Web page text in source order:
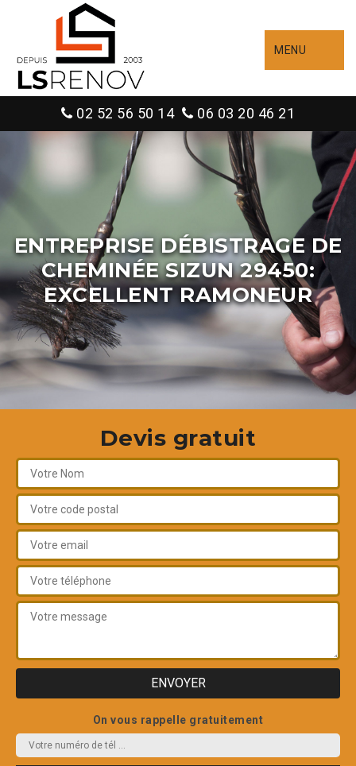
MENU
02 52 56 50 14 06 03 20 46 21
ENTREPRISE DÉBISTRAGE DE
CHEMINÉE SIZUN 29450:
EXCELLENT RAMONEUR
Devis gratuit
On vous rappelle gratuitement